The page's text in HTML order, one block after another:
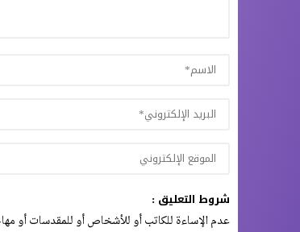
شروط التعليق :
عدم الإساءة للكاتب أو للأشخاص أو للمقدسات أو